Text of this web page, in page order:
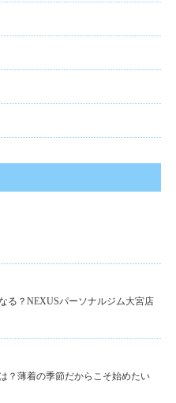
る？NEXUSパーソナルジム大宮店
？薄着の季節だからこそ始めたい